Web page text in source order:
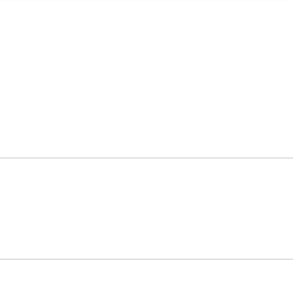
прибора, а также
генерацию